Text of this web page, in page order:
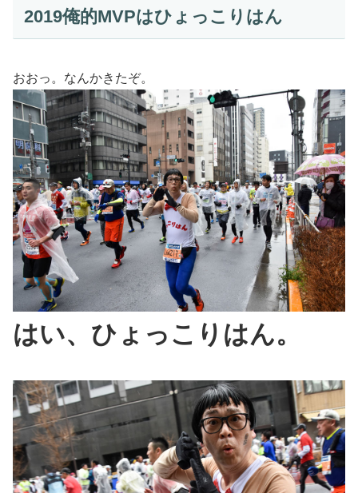
2019俺的MVPはひょっこりはん
おおっ。なんかきたぞ。
はい、ひょっこりはん。